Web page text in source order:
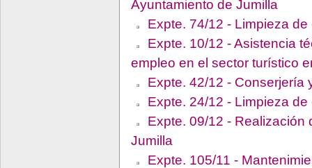
Ayuntamiento de Jumilla
Expte. 74/12 - Limpieza
Expte. 10/12 - Asistencia
empleo en el sector turístico
Expte. 42/12 - Conserjería
Expte. 24/12 - Limpieza
Expte. 09/12 - Realización
Jumilla
Expte. 105/11 -